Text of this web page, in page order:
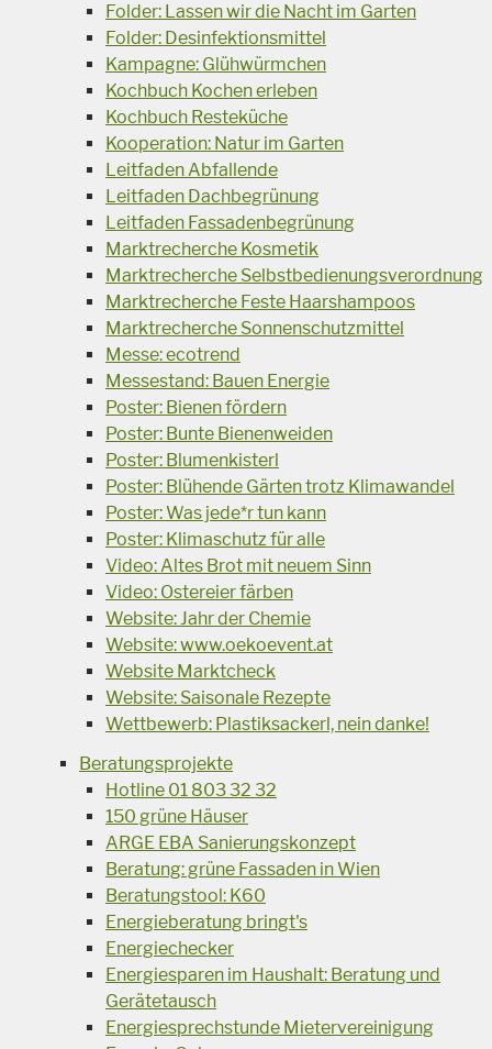
Folder: Lassen wir die Nacht im Garten
Folder: Desinfektionsmittel
Kampagne: Glühwürmchen
Kochbuch Kochen erleben
Kochbuch Resteküche
Kooperation: Natur im Garten
Leitfaden Abfallende
Leitfaden Dachbegrünung
Leitfaden Fassadenbegrünung
Marktrecherche Kosmetik
Marktrecherche Selbstbedienungsverordnung
Marktrecherche Feste Haarshampoos
Marktrecherche Sonnenschutzmittel
Messe: ecotrend
Messestand: Bauen Energie
Poster: Bienen fördern
Poster: Bunte Bienenweiden
Poster: Blumenkisterl
Poster: Blühende Gärten trotz Klimawandel
Poster: Was jede*r tun kann
Poster: Klimaschutz für alle
Video: Altes Brot mit neuem Sinn
Video: Ostereier färben
Website: Jahr der Chemie
Website: www.oekoevent.at
Website Marktcheck
Website: Saisonale Rezepte
Wettbewerb: Plastiksackerl, nein danke!
Beratungsprojekte
Hotline 01 803 32 32
150 grüne Häuser
ARGE EBA Sanierungskonzept
Beratung: grüne Fassaden in Wien
Beratungstool: K60
Energieberatung bringt's
Energiechecker
Energiesparen im Haushalt: Beratung und
Gerätetausch
Energiesprechstunde Mietervereinigung